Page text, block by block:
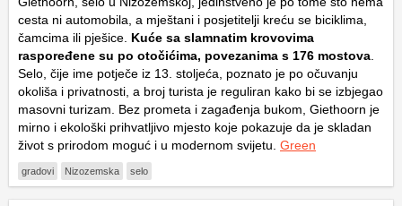
cesta ni automobila, a mještani i posjetitelji kreću se biciklima,
čamcima ili pješice. Kuće sa slamnatim krovovima
raspoređene su po otočićima, povezanima s 176 mostova
Selo, čije ime potječe iz 13. stoljeća, poznato je po očuvanju
okoliša i privatnosti, a broj turista je reguliran kako bi se izbjegao
masovni turizam. Bez prometa i zagađenja bukom, Giethoorn je
mirno i ekološki prihvatljivo mjesto koje pokazuje da je skladan
život s prirodom moguć i u modernom svijetu. Green
gradovi Nizozemska selo